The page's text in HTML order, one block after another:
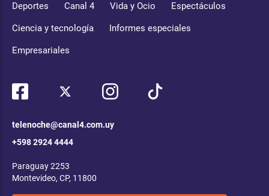
Deportes Canal 4 Vida y Ocio Espectáculos
Ciencia y tecnología Informes especiales
Empresariales
telenoche@canal4.com.uy
+598 2924 4444
Paraguay 2253
Montevideo, CP, 11800